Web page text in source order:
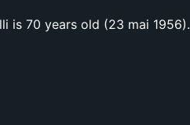
is 70 years old (23 mai 1956).